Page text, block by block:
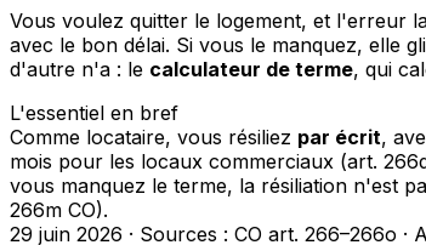
Vous voulez quitter le logement, et l'erreur
avec le bon délai. Si vous le manquez, elle
d'autre n'a : le calculateur de terme, qui
L'essentiel en bref
Comme locataire, vous résiliez par écrit,
mois pour les locaux commerciaux (art.
vous manquez le terme, la résiliation n'est
266m CO).
29 juin 2026 · Sources : CO art. 266–266o ·